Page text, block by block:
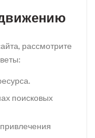
рассмотрите
поисковых